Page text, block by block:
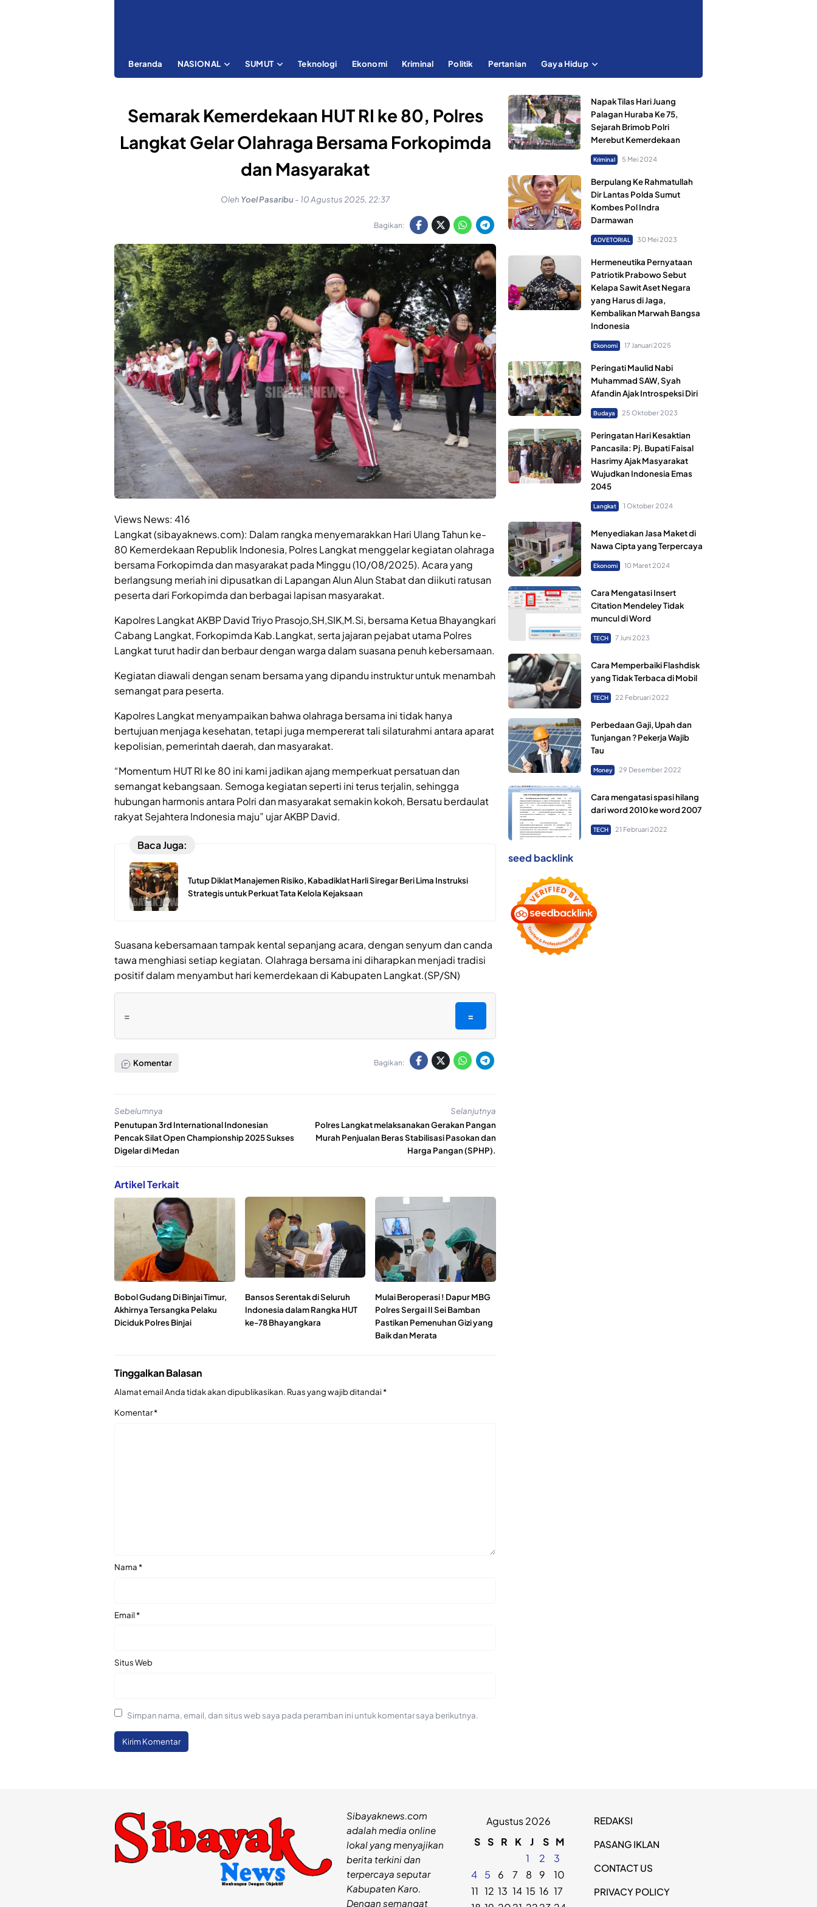
Beranda NASIONAL SUMUT Teknologi Ekonomi Kriminal Politik Pertanian Gaya Hidup
Semarak Kemerdekaan HUT RI ke 80, Polres
Langkat Gelar Olahraga Bersama Forkopimda
dan Masyarakat
Oleh Yoel Pasaribu- 10 Agustus 2025, 22:37
Bagikan:
Views News: 416
Langkat (sibayaknews.com): Dalam rangka menyemarakkan Hari Ulang Tahun ke-
80 Kemerdekaan Republik Indonesia, Polres Langkat menggelar kegiatan olahraga
bersama Forkopimda dan masyarakat pada Minggu (10/08/2025). Acara yang
berlangsung meriah ini dipusatkan di Lapangan Alun Alun Stabat dan diikuti ratusan
peserta dari Forkopimda dan berbagai lapisan masyarakat.
Kapolres Langkat AKBP David Triyo Prasojo,SH,SIK,M.Si, bersama Ketua Bhayangkari
Cabang Langkat, Forkopimda Kab.Langkat, serta jajaran pejabat utama Polres
Langkat turut hadir dan berbaur dengan warga dalam suasana penuh kebersamaan.
Kegiatan diawali dengan senam bersama yang dipandu instruktur untuk menambah
semangat para peserta.
Kapolres Langkat menyampaikan bahwa olahraga bersama ini tidak hanya
bertujuan menjaga kesehatan, tetapi juga mempererat tali silaturahmi antara aparat
kepolisian, pemerintah daerah, dan masyarakat.
“Momentum HUT RI ke 80 ini kami jadikan ajang memperkuat persatuan dan
semangat kebangsaan. Semoga kegiatan seperti ini terus terjalin, sehingga
hubungan harmonis antara Polri dan masyarakat semakin kokoh, Bersatu berdaulat
rakyat Sejahtera Indonesia maju” ujar AKBP David.
Baca Juga:
Tutup Diklat Manajemen Risiko, Kabadiklat Harli Siregar Beri Lima Instruksi
Strategis untuk Perkuat Tata Kelola Kejaksaan
Suasana kebersamaan tampak kental sepanjang acara, dengan senyum dan canda
tawa menghiasi setiap kegiatan. Olahraga bersama ini diharapkan menjadi tradisi
positif dalam menyambut hari kemerdekaan di Kabupaten Langkat.(SP/SN)
= =
Komentar Bagikan:
Sebelumnya
Penutupan 3rd International Indonesian
Pencak Silat Open Championship 2025 Sukses
Digelar di Medan
Selanjutnya
Polres Langkat melaksanakan Gerakan Pangan
Murah Penjualan Beras Stabilisasi Pasokan dan
Harga Pangan (SPHP).
Artikel Terkait
Bobol Gudang Di Binjai Timur,
Akhirnya Tersangka Pelaku
Diciduk Polres Binjai
Bansos Serentak di Seluruh
Indonesia dalam Rangka HUT
ke-78 Bhayangkara
Mulai Beroperasi ! Dapur MBG
Polres Sergai II Sei Bamban
Pastikan Pemenuhan Gizi yang
Baik dan Merata
Tinggalkan Balasan
Alamat email Anda tidak akan dipublikasikan. Ruas yang wajib ditandai*
Komentar*
Nama*
Email*
Situs Web
Simpan nama, email, dan situs web saya pada peramban ini untuk komentar saya berikutnya.
Napak Tilas Hari Juang
Palagan Huraba Ke 75,
Sejarah Brimob Polri
Merebut Kemerdekaan
Kriminal 5 Mei 2024
Berpulang Ke Rahmatullah
Dir Lantas Polda Sumut
Kombes Pol Indra
Darmawan
ADVETORIAL 30 Mei 2023
Hermeneutika Pernyataan
Patriotik Prabowo Sebut
Kelapa Sawit Aset Negara
yang Harus di Jaga,
Kembalikan Marwah Bangsa
Indonesia
Ekonomi 17 Januari 2025
Peringati Maulid Nabi
Muhammad SAW, Syah
Afandin Ajak Introspeksi Diri
Budaya 25 Oktober 2023
Peringatan Hari Kesaktian
Pancasila: Pj. Bupati Faisal
Hasrimy Ajak Masyarakat
Wujudkan Indonesia Emas
2045
Langkat 1 Oktober 2024
Menyediakan Jasa Maket di
Nawa Cipta yang Terpercaya
Ekonomi 10 Maret 2024
Cara Mengatasi Insert
Citation Mendeley Tidak
muncul di Word
TECH 7 Juni 2023
Cara Memperbaiki Flashdisk
yang Tidak Terbaca di Mobil
TECH 22 Februari 2022
Perbedaan Gaji, Upah dan
Tunjangan ? Pekerja Wajib
Tau
Money 29 Desember 2022
Cara mengatasi spasi hilang
dari word 2010 ke word 2007
TECH 21 Februari 2022
seed backlink
Sibayaknews.com
adalah media online
lokal yang menyajikan
berita terkini dan
terpercaya seputar
Kabupaten Karo.
Dengan semangat
Agustus 2026
S S R K J S M
1
2
3
4
5 6 7 8 9
10
11 12 13 14 15 16 17
REDAKSI
PASANG IKLAN
CONTACT US
PRIVACY POLICY